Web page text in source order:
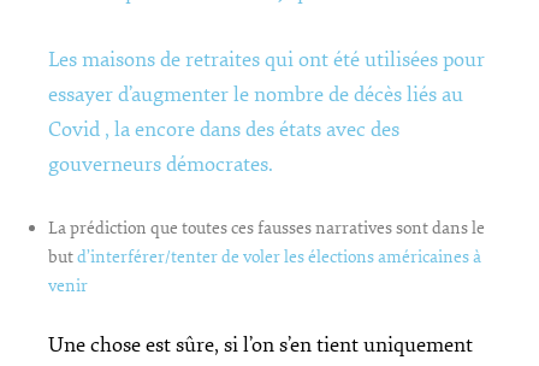
Les maisons de retraites qui ont été utilisées pour
essayer d’augmenter le nombre de décès liés au
Covid , la encore dans des états avec des
gouverneurs démocrates.
La prédiction que toutes ces fausses narratives sont dans le
butd’interférer/tenter de voler les élections américaines à
venir
Une chose est sûre, si l’on s’en tient uniquement